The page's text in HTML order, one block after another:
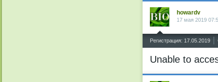
howardv
17 мая 2019
Регистрация: 17.05.2019
Unable to